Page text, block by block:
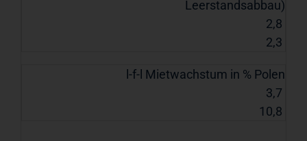
Leerstandsabbau)
2,8
2,3
l-f-l Mietwachstum in % Polen
3,7
10,8